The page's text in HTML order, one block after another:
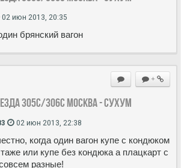
02 июн 2013, 20:35
брянский вагон
+
305С/306С Москва - Сухум
02 июн 2013, 22:38
когда один вагон купе с кондюком
или купе без кондюка а плацкарт с
разные!